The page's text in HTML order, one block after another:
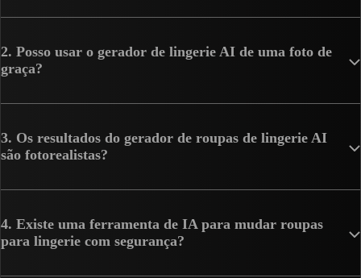
2. Posso usar o gerador de lingerie AI de uma foto de
graça?
3. Os resultados do gerador de roupas de lingerie AI
são fotorealistas?
4. Existe uma ferramenta de IA para mudar roupas
para lingerie com segurança?